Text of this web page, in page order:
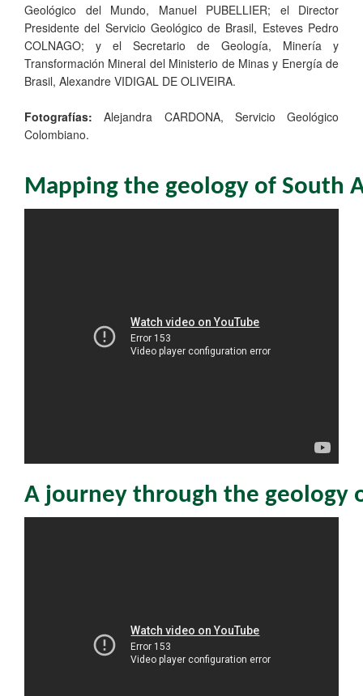
Geológico del Mundo, Manuel PUBELLIER; el Director
Presidente del Servicio Geológico de Brasil, Esteves Pedro
COLNAGO; y el Secretario de Geología, Minería y
Transformación Mineral del Ministerio de Minas y Energía de
Brasil, Alexandre VIDIGAL DE OLIVEIRA.
Fotografías:Alejandra CARDONA, Servicio Geológico
Colombiano.
Mapping the geology of South
A journey through the geology